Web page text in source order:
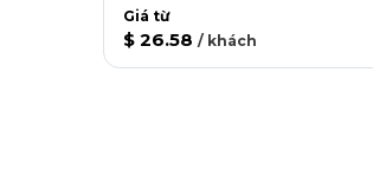
Giá từ
$ 26.58 / khách